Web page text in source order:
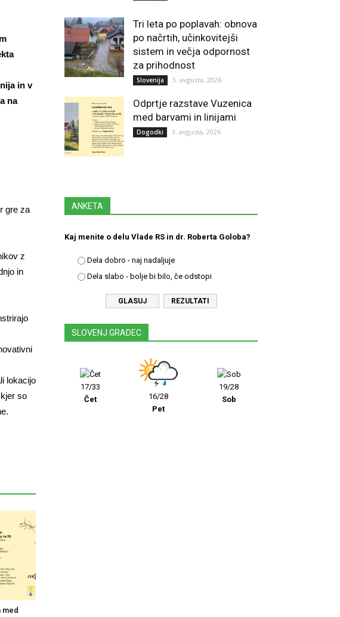
in v
na
gre za
z
in
lokacijo
so
med
Tri leta po poplavah: obnova
po načrtih, učinkovitejši
sistem in večja odpornost
za prihodnost
Slovenija 3. avgusta, 2026
Odprtje razstave Vuzenica
med barvami in linijami
Dogodki 3. avgusta, 2026
ANKETA
Kaj menite o delu Vlade RS in dr. Roberta Goloba?
Dela dobro - naj nadaljuje
Dela slabo - bolje bi bilo, če odstopi
REZULTATI
SLOVENJ GRADEC
17/33
Čet
16/28
Pet
19/28
Sob